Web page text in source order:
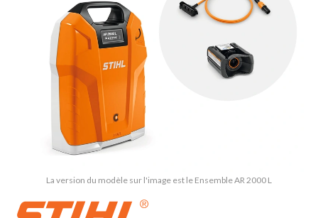
La version du modèle sur l'image est le Ensemble AR 2000 L